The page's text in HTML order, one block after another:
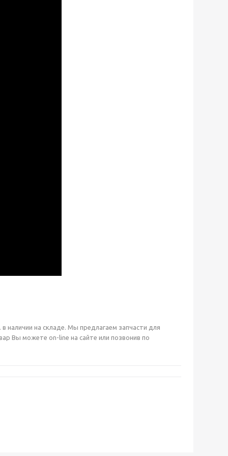
наличии на складе. Мы предлагаем запчасти для
Вы можете on-line на сайте или позвонив по